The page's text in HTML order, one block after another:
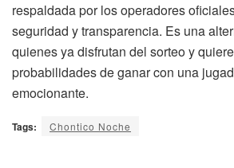
respaldada por los operadores
seguridad y transparencia. Es una
quienes ya disfrutan del sorteo y
probabilidades de ganar con una
emocionante.
Tags: Chontico Noche